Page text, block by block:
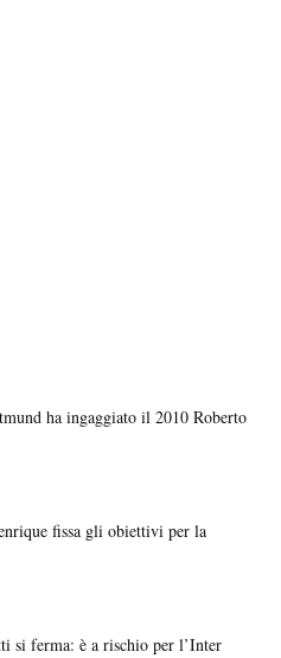
ha ingaggiato il 2010 Roberto
fissa gli obiettivi per la
si ferma: è a rischio per l’Inter